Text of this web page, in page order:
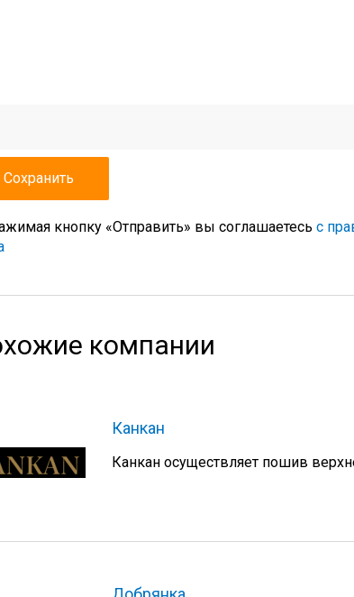
кнопку «Отправить» вы соглашаетесь с
компании
Канкан
Канкан осуществляет пошив